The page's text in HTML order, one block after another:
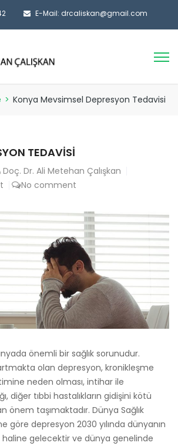
E-Mail: drcaliskan@gmail.com
> Konya Mevsimsel Depresyon Tedavisi
TEDAVISI
Doç. Dr. Ali Metehan Çalışkan
No comment
önemli bir sağlık sorunudur.
artmakta olan depresyon, kronikleşme
neden olması, intihar ile
diğer tıbbi hastalıkların gidişini kötü
önem taşımaktadır. Dünya Sağlık
göre depresyon 2030 yılında dünyanın
haline gelecektir ve dünya genelinde